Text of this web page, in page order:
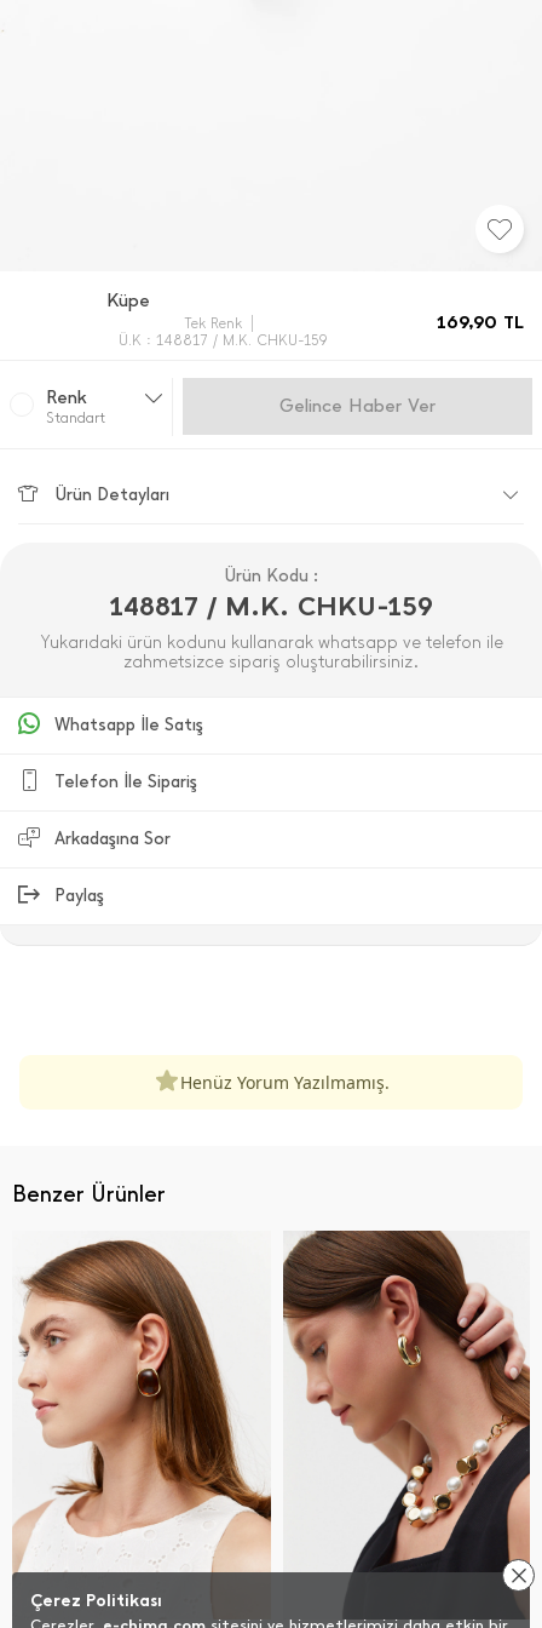
Küpe
Tek Renk
Ü.K : 148817 / M.K. CHKU-159
169,90 TL
Renk
Standart
Gelince Haber Ver
Ürün Detayları
Ürün Kodu :
148817 / M.K. CHKU-159
Yukarıdaki ürün kodunu kullanarak whatsapp ve telefon ile
zahmetsizce sipariş oluşturabilirsiniz.
Whatsapp İle Satış
Telefon İle Sipariş
Arkadaşına Sor
Paylaş
Henüz Yorum Yazılmamış.
Benzer Ürünler
Çerez Politikası